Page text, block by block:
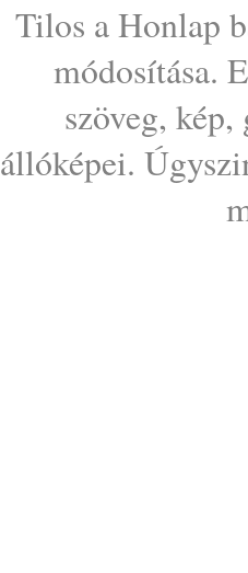
Tilos a Honlap
módosítása.
szöveg,
állóképei.